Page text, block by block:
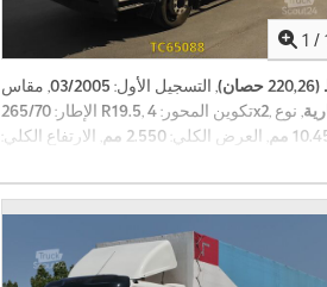
1 /
, التسجيل الأول: 03/2005, مقاس
الإطار: 265/70 R19.5 , تكوين المحور:4x2 , نوع
مم , العرض الكلي: 2.550 مم
, الارتفاع الكلي: